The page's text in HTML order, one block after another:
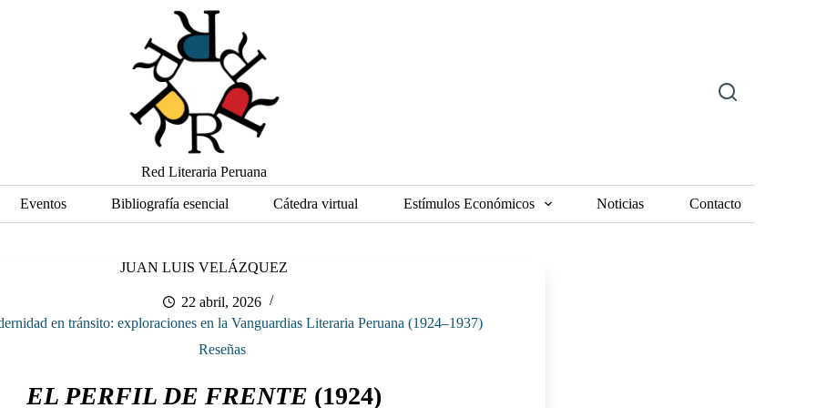
Red Literaria Peruana
Eventos Bibliografía esencial Cátedra virtual Estímulos Económicos Noticias Contacto
JUAN LUIS VELÁZQUEZ
22 abril, 2026
en tránsito: exploraciones en la Vanguardias Literaria Peruana (1924–1937)
Reseñas
EL PERFIL DE FRENTE (1924)